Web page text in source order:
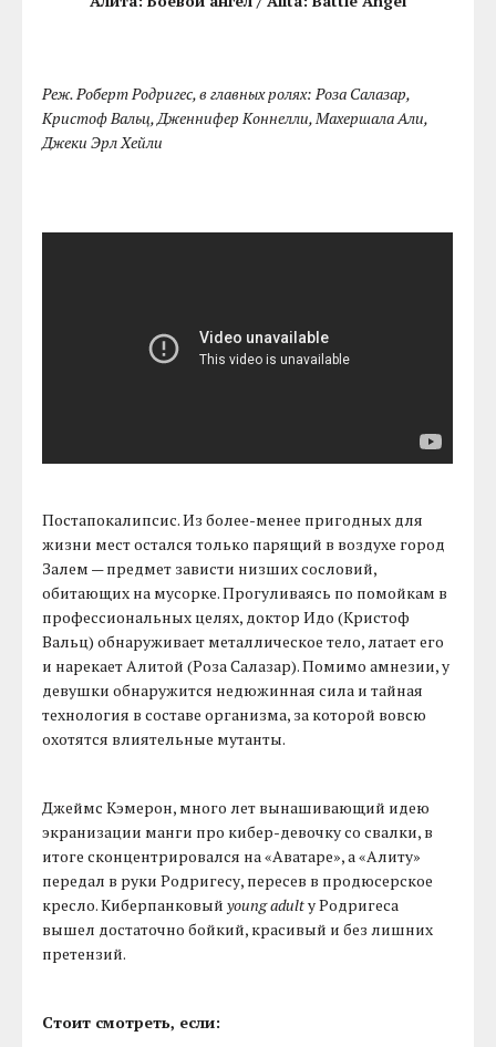
Реж. Роберт Родригес, в главных ролях: Роза Салазар,
Кристоф Вальц, Дженнифер Коннелли, Махершала Али,
Джеки Эрл Хейли
Постапокалипсис. Из более-менее пригодных для
жизни мест остался только парящий в воздухе город
Залем — предмет зависти низших сословий,
обитающих на мусорке. Прогуливаясь по помойкам в
профессиональных целях, доктор Идо (Кристоф
Вальц) обнаруживает металлическое тело, латает его
и нарекает Алитой (Роза Салазар). Помимо амнезии, у
девушки обнаружится недюжинная сила и тайная
технология в составе организма, за которой вовсю
охотятся влиятельные мутанты.
Джеймс Кэмерон, много лет вынашивающий идею
экранизации манги про кибер-девочку со свалки, в
итоге сконцентрировался на «Аватаре», а «Алиту»
передал в руки Родригесу, пересев в продюсерское
кресло. Киберпанковыйyoung adultу Родригеса
вышел достаточно бойкий, красивый и без лишних
претензий.
Стоит смотреть, если: